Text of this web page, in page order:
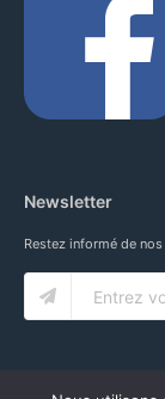
Newsletter
Restez informé de